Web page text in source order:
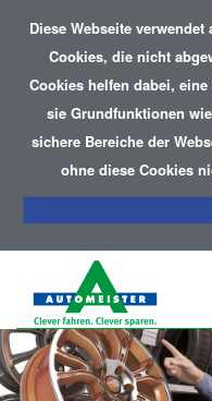
Diese Webseite
Cookies, die nicht
Cookies helfen dabei,
sie Grundfunktionen
sichere Bereiche der
ohne diese Cookies